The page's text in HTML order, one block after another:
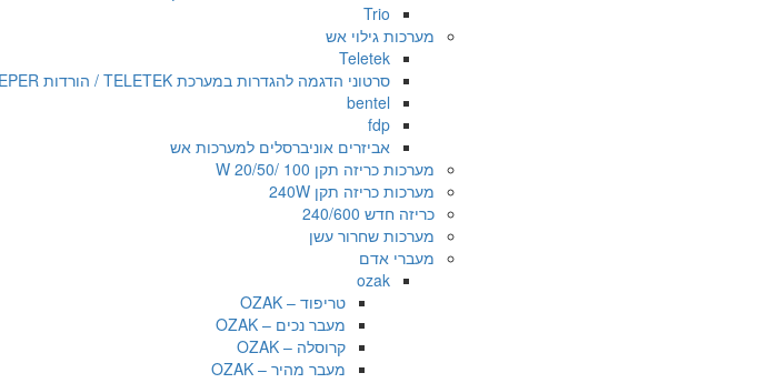
Trio
מערכות גילוי אש
Teletek
סרטוני הדגמה להגדרות במערכת TELETEK / הורדות WHITE PEPER
bentel
fdp
אביזרים אוניברסלים למערכות אש
מערכות כריזה תקן 100 /20/50 W
מערכות כריזה תקן 240W
כריזה חדש 240/600
מערכות שחרור עשן
מעברי אדם
ozak
טריפוד – OZAK
מעבר נכים – OZAK
קרוסלה – OZAK
מעבר מהיר – OZAK